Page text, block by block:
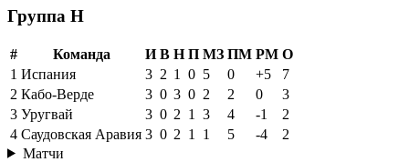
Группа H
# Команда И В Н П МЗ ПМ РМ О
1 Испания 3 2 1 0 5 0 +5
7
2 Кабо-Верде 3 0 3 0 2 2 0
3
3 Уругвай 3 0 2 1 3 4 -1
2
4 Саудовская Аравия 3 0 2 1 1 5 -4
2
Матчи